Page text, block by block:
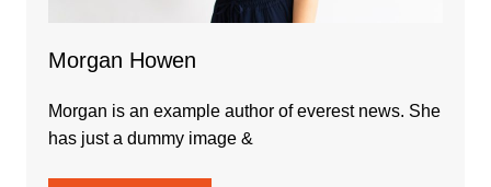
Morgan Howen
Morgan is an example author of everest news. She
has just a dummy image &